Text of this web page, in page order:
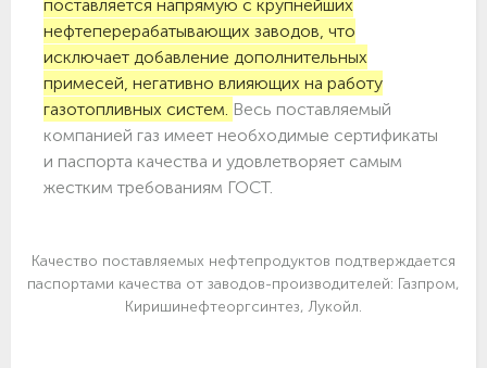
поставляется напрямую с крупнейших
нефтеперерабатывающих заводов, что
исключает добавление дополнительных
примесей, негативно влияющих на работу
газотопливных систем. Весь поставляемый
компанией газ имеет необходимые сертификаты
и паспорта качества и удовлетворяет самым
жестким требованиям ГОСТ.
Качество поставляемых нефтепродуктов подтверждается
паспортами качества от заводов-производителей: Газпром,
Киришинефтеоргсинтез, Лукойл.